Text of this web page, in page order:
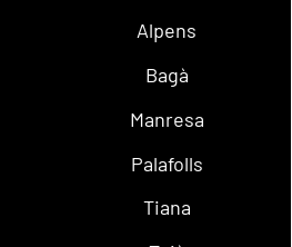
Alpens
Bagà
Manresa
Palafolls
Tiana